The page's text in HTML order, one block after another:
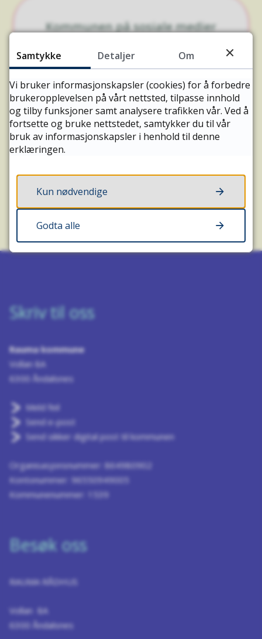
Kommunen på sosiale medier
Fant du det du lette etter?
JA
Skriv til oss
Rauma kommune
Vollan 8A
6300 Åndalsnes
Meld feil
Send e-post
Send sikker digital post til kommunen
Organisasjonsnummer: 864980902
Kontonummer: 96550949005
Kommunenummer: 1539
Besøk oss
RAUMA RÅDHUS
Vollan 8A
6300 Åndalsnes
Samtykke Detaljer Om
Vi bruker informasjonskapsler (cookies) for å forbedre
brukeropplevelsen på vårt nettsted, tilpasse innhold
og tilby funksjoner samt analysere trafikken vår. Ved å
fortsette og bruke nettstedet, samtykker du til vår
bruk av informasjonskapsler i henhold til denne
erklæringen.
Kun nødvendige
Godta alle